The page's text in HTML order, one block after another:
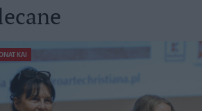
KAI